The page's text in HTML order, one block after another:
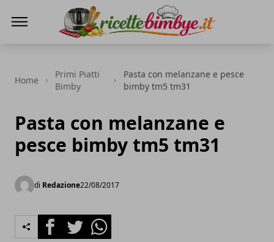
Home
Primi Piatti
Bimby
Pasta con melanzane e pesce
bimby tm5 tm31
Pasta con melanzane e
pesce bimby tm5 tm31
di Redazione22/08/2017
FacebookTwitterWhatsapp